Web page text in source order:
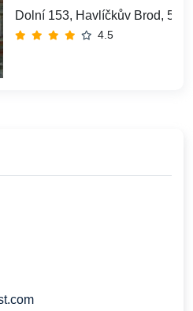
Dolní 153, Havlíčkův Brod, 580
4.5